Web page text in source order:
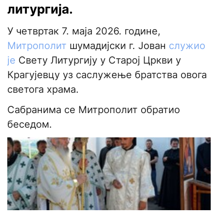
литургија.
У четвртак 7. маја 2026. године,
Митрополит шумадијски г. Јован служио
је Свету Литургију у Старој Цркви у
Крагујевцу уз саслужење братства овога
светога храма.
Сабранима се Митрополит обратио
беседом.